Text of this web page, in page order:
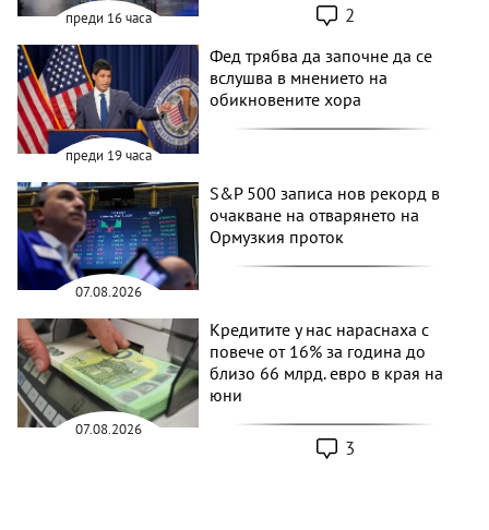
преди 16 часа 2
преди 19 часа
Фед трябва да започне да се
вслушва в мнението на
обикновените хора
07.08.2026
S&P 500 записа нов рекорд в
очакване на отварянето на
Ормузкия проток
07.08.2026
Кредитите у нас нараснаха с
повече от 16% за година до
близо 66 млрд. евро в края на
юни
3